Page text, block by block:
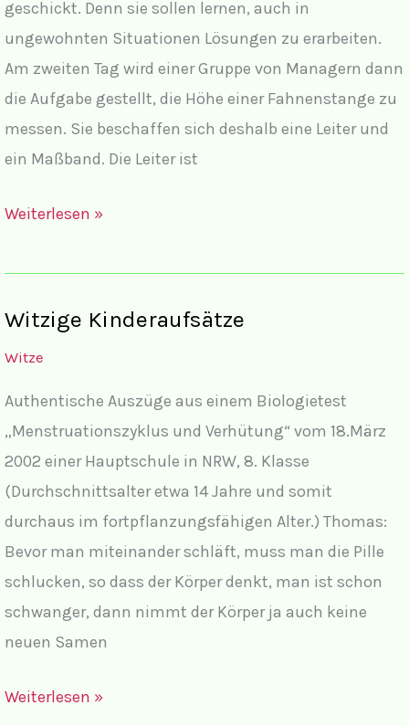
geschickt. Denn sie sollen lernen, auch in
ungewohnten Situationen Lösungen zu erarbeiten.
Am zweiten Tag wird einer Gruppe von Managern dann
die Aufgabe gestellt, die Höhe einer Fahnenstange zu
messen. Sie beschaffen sich deshalb eine Leiter und
ein Maßband. Die Leiter ist
Witze
Frauen
Männer
VI
Weiterlesen »
Witzige Kinderaufsätze
Witze
Authentische Auszüge aus einem Biologietest
„Menstruationszyklus und Verhütung“ vom 18.März
2002 einer Hauptschule in NRW, 8. Klasse
(Durchschnittsalter etwa 14 Jahre und somit
durchaus im fortpflanzungsfähigen Alter.) Thomas:
Bevor man miteinander schläft, muss man die Pille
schlucken, so dass der Körper denkt, man ist schon
schwanger, dann nimmt der Körper ja auch keine
neuen Samen
Witzige
Weiterlesen »